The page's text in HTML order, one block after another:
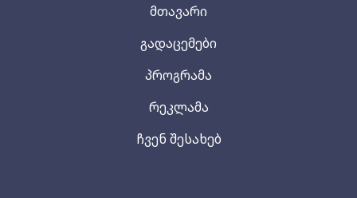
მთავარი
გადაცემები
პროგრამა
რეკლამა
ჩვენ შესახებ